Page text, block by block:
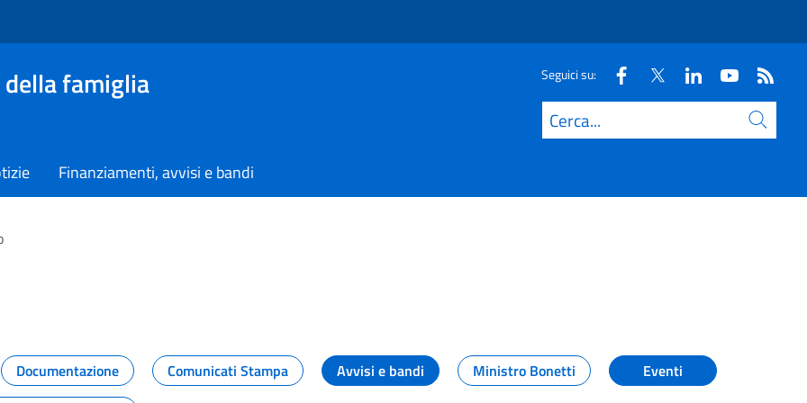
famiglia Seguici su:
Cerca
Finanziamenti, avvisi e bandi
dal Dipartimento
Documentazione Comunicati Stampa Avvisi e bandi Ministro Bonetti
Eventi